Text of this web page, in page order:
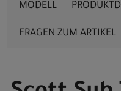
MODELL
FRAGEN ZUM ARTIKEL